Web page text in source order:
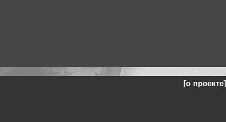
[о проекте]